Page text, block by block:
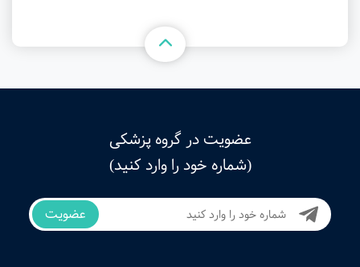
عضویت در گروه پزشکی
(شماره خود را وارد کنید)
عضویت